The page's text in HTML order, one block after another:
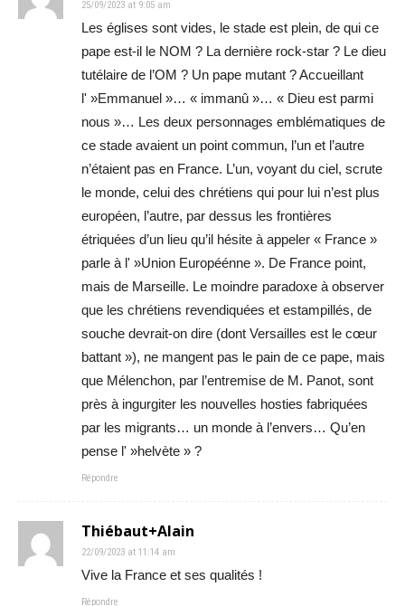
25/09/2023 at 9:05 am
Les églises sont vides, le stade est plein, de qui ce
pape est-il le NOM ? La dernière rock-star ? Le dieu
tutélaire de l’OM ? Un pape mutant ? Accueillant
l' »Emmanuel »… « immanû »… « Dieu est parmi
nous »… Les deux personnages emblématiques de
ce stade avaient un point commun, l’un et l’autre
n’étaient pas en France. L’un, voyant du ciel, scrute
le monde, celui des chrétiens qui pour lui n’est plus
européen, l’autre, par dessus les frontières
étriquées d’un lieu qu’il hésite à appeler « France »
parle à l' »Union Européénne ». De France point,
mais de Marseille. Le moindre paradoxe à observer
que les chrétiens revendiquées et estampillés, de
souche devrait-on dire (dont Versailles est le cœur
battant »), ne mangent pas le pain de ce pape, mais
que Mélenchon, par l’entremise de M. Panot, sont
près à ingurgiter les nouvelles hosties fabriquées
par les migrants… un monde à l’envers… Qu’en
pense l' »helvète » ?
Répondre
Thiébaut+Alain
22/09/2023 at 11:14 am
Vive la France et ses qualités !
Répondre